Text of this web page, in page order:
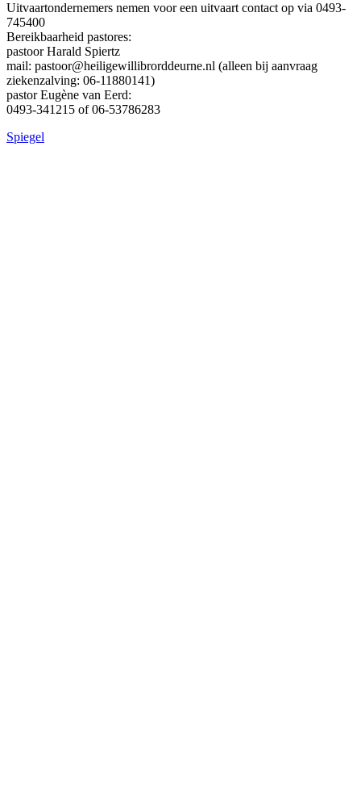
Uitvaartondernemers nemen voor een uitvaart contact op via 0493-
745400
Bereikbaarheid pastores:
pastoor Harald Spiertz
mail: pastoor@heiligewillibrorddeurne.nl (alleen bij aanvraag
ziekenzalving: 06-11880141)
pastor Eugène van Eerd:
0493-341215 of 06-53786283
Spiegel